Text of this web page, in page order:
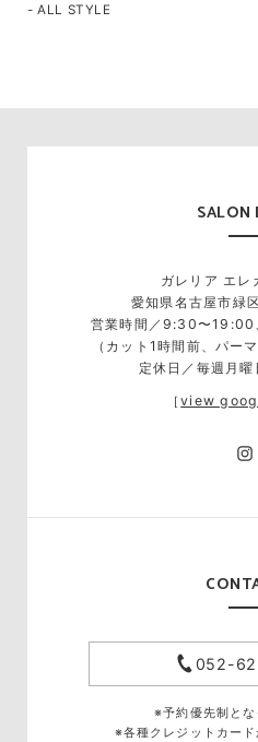
- ALL STYLE
SALON
ガレリア エレ
愛知県名古屋市緑
営業時間／9:30〜19:00
（カット1時間前、パー
定休日／毎週月
［view
052-
※予約優先制と
※各種クレジットカード